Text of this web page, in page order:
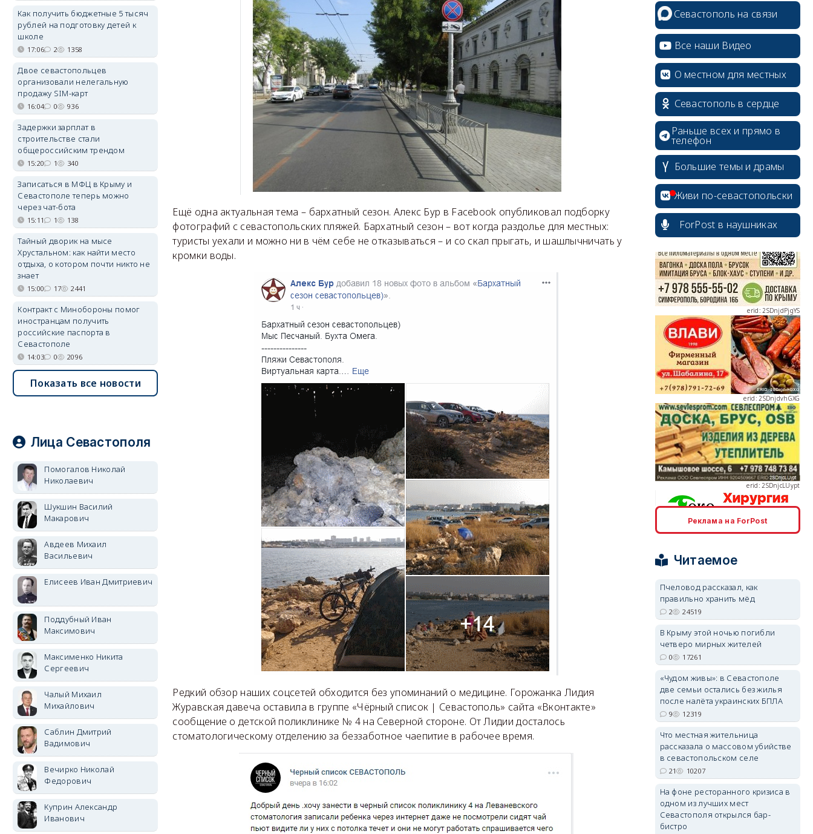
Ещё одна актуальная тема – бархатный сезон. Алекс Бур в Facebook опубликовал подборку
фотографий с севастопольских пляжей. Бархатный сезон – вот когда раздолье для местных:
туристы уехали и можно ни в чём себе не отказываться – и со скал прыгать, и шашлычничать у
кромки воды.
Редкий обзор наших соцсетей обходится без упоминаний о медицине. Горожанка Лидия
Журавская давеча оставила в группе «Чёрный список | Севастополь» сайта «Вконтакте»
сообщение о детской поликлинике № 4 на Северной стороне. От Лидии досталось
стоматологическому отделению за беззаботное чаепитие в рабочее время.
Как получить бюджетные 5 тысяч
рублей на подготовку детей к
школе
17:06 2 1358
Двое севастопольцев
организовали нелегальную
продажу SIM-карт
16:04 0 936
Задержки зарплат в
строительстве стали
общероссийским трендом
15:20 1 340
Записаться в МФЦ в Крыму и
Севастополе теперь можно
через чат-бота
15:11 1 138
Тайный дворик на мысе
Хрустальном: как найти место
отдыха, о котором почти никто не
знает
15:00 17 2441
Контракт с Минобороны помог
иностранцам получить
российские паспорта в
Севастополе
14:03 0 2096
Показать все новости
Лица Севастополя
Помогалов Николай
Николаевич
Шукшин Василий
Макарович
Авдеев Михаил
Васильевич
Елисеев Иван Дмитриевич
Поддубный Иван
Максимович
Максименко Никита
Сергеевич
Чалый Михаил
Михайлович
Саблин Дмитрий
Вадимович
Вечирко Николай
Федорович
Куприн Александр
Иванович
Севастополь на связи
Все наши Видео
О местном для местных
Севастополь в сердце
Раньше всех и прямо в
телефон
Большие темы и драмы
Живи по-севастопольски
ForPost в наушниках
erid: 2SDnjcrDNw6
erid: 2SDnjdPjgYS
erid: 2SDnjdvhGXG
erid: 2SDnjcLUypt
erid: 2SDnjcrDNw6
erid: 2SDnjdvhGXG
Реклама на ForPost
Читаемое
Пчеловод рассказал, как
правильно хранить мёд
2 24519
В Крыму этой ночью погибли
четверо мирных жителей
0 17261
«Чудом живы»: в Севастополе
две семьи остались без жилья
после налёта украинских БПЛА
9 12319
Что местная жительница
рассказала о массовом убийстве
в севастопольском селе
21 10207
На фоне ресторанного кризиса в
одном из лучших мест
Севастополя открылся бар-
бистро